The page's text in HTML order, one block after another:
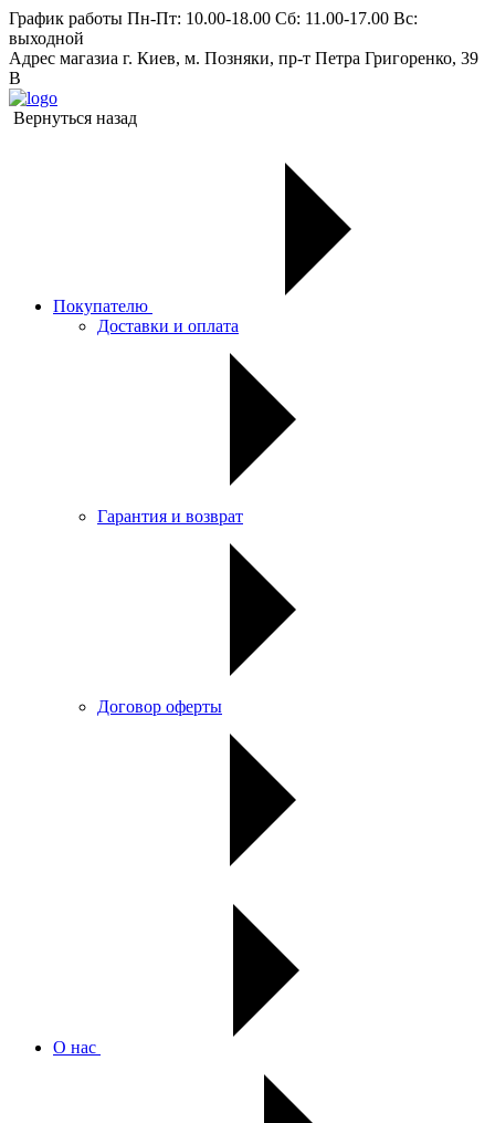
График работы Пн-Пт: 10.00-18.00 Сб: 11.00-17.00 Вс:
выходной
Адрес магазиа г. Киев, м. Позняки, пр-т Петра Григоренко, 39
В
Вернуться назад
Покупателю
Доставки и оплата
Гарантия и возврат
Договор оферты
О нас